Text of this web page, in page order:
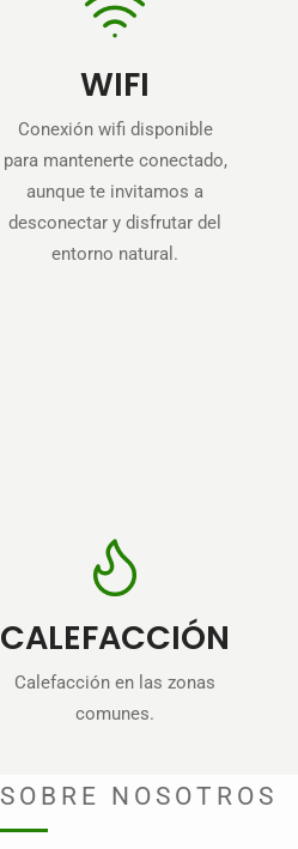
WIFI
Conexión wifi disponible
para mantenerte conectado,
aunque te invitamos a
desconectar y disfrutar del
entorno natural.
CALEFACCIÓN
Calefacción en las zonas
comunes.
SOBRE NOSOTROS